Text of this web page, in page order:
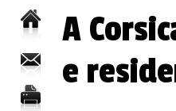
A
e